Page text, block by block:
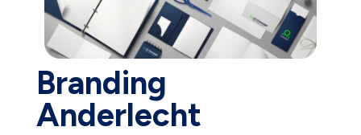
Branding
Anderlecht